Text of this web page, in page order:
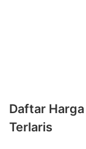
Daftar
Terlaris